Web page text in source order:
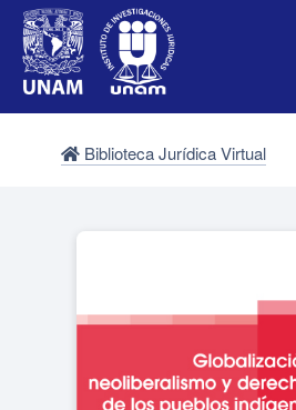
Biblioteca Jurídica Virtual